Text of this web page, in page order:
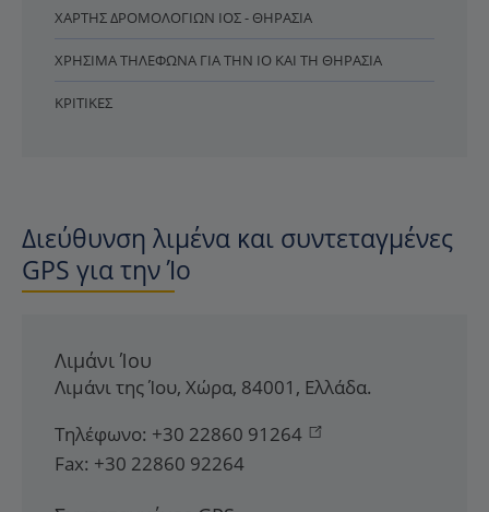
ΧΆΡΤΗΣ ΔΡΟΜΟΛΟΓΊΩΝ ΊΟΣ - ΘΗΡΑΣΙΆ
ΧΡΉΣΙΜΑ ΤΗΛΈΦΩΝΑ ΓΙΑ ΤΗΝ ΊΟ ΚΑΙ ΤΗ ΘΗΡΑΣΙΆ
ΚΡΙΤΙΚΈΣ
Διεύθυνση λιμένα και συντεταγμένες
GPS για την Ίο
Λιμάνι Ίου
Λιμάνι της Ίου, Χώρα, 84001 , Ελλάδα.
Τηλέφωνο: +30 22860 91264
Fax: +30 22860 92264